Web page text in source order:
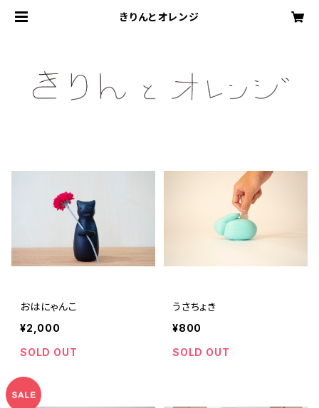
きりんとオレンジ
おはにゃんこ
¥2,000
SOLD OUT
うさちょき
¥800
SOLD OUT